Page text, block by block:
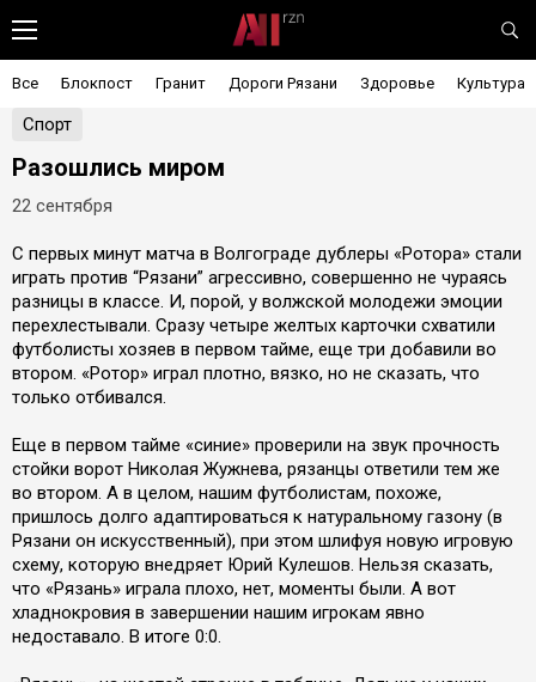
Все Блокпост Гранит Дороги Рязани Здоровье Культура
Спорт
Разошлись миром
22 сентября
С первых минут матча в Волгограде дублеры «Ротора» стали
играть против “Рязани” агрессивно, совершенно не чураясь
разницы в классе. И, порой, у волжской молодежи эмоции
перехлестывали. Сразу четыре желтых карточки схватили
футболисты хозяев в первом тайме, еще три добавили во
втором. «Ротор» играл плотно, вязко, но не сказать, что
только отбивался.
Еще в первом тайме «синие» проверили на звук прочность
стойки ворот Николая Жужнева, рязанцы ответили тем же
во втором. А в целом, нашим футболистам, похоже,
пришлось долго адаптироваться к натуральному газону (в
Рязани он искусственный), при этом шлифуя новую игровую
схему, которую внедряет Юрий Кулешов. Нельзя сказать,
что «Рязань» играла плохо, нет, моменты были. А вот
хладнокровия в завершении нашим игрокам явно
недоставало. В итоге 0:0.